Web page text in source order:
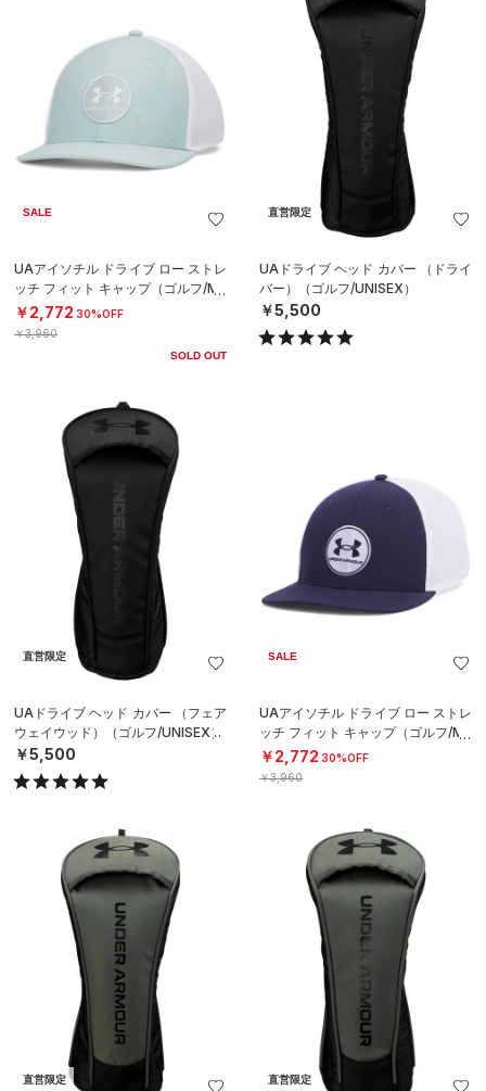
SALE
UAアイソチル ドライブ ロー ストレ
ッチ フィット キャップ（ゴルフ/ME
N）
￥2,772 30%OFF
￥3,960
SOLD OUT
直営限定
UAドライブ ヘッド カバー （ドライ
バー）（ゴルフ/UNISEX）
￥5,500
直営限定
UAドライブ ヘッド カバー （フェア
ウェイウッド）（ゴルフ/UNISEX）
￥5,500
SALE
UAアイソチル ドライブ ロー ストレ
ッチ フィット キャップ（ゴルフ/ME
N）
￥2,772 30%OFF
￥3,960
直営限定 直営限定